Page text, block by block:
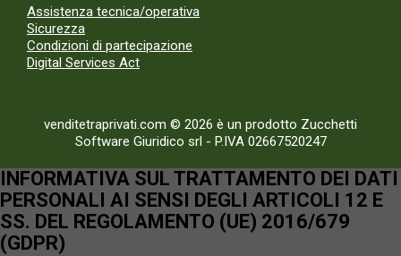
Assistenza tecnica/operativa
Sicurezza
Condizioni di partecipazione
Digital Services Act
venditetraprivati.com © 2026 è un prodotto Zucchetti
Software Giuridico srl - P.IVA 02667520247
INFORMATIVA SUL TRATTAMENTO DEI DATI
PERSONALI AI SENSI DEGLI ARTICOLI 12 E
SS. DEL REGOLAMENTO (UE) 2016/679
(GDPR)